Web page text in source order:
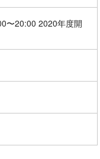
〜20:00 2020年度開